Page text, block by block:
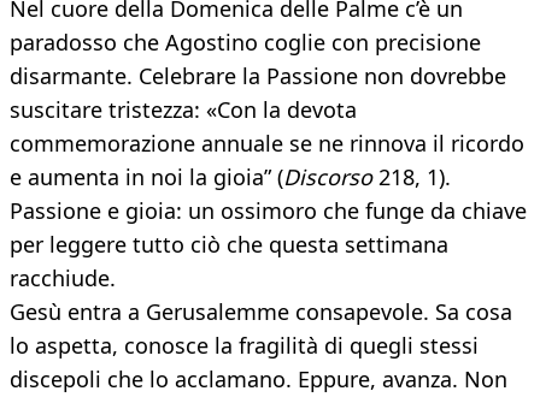
Nel cuore della Domenica delle Palme c’è un
paradosso che Agostino coglie con precisione
disarmante. Celebrare la Passione non dovrebbe
suscitare tristezza: «Con la devota
commemorazione annuale se ne rinnova il ricordo
e aumenta in noi la gioia” (Discorso218, 1).
Passione e gioia: un ossimoro che funge da chiave
per leggere tutto ciò che questa settimana
racchiude.
Gesù entra a Gerusalemme consapevole. Sa cosa
lo aspetta, conosce la fragilità di quegli stessi
discepoli che lo acclamano. Eppure, avanza. Non